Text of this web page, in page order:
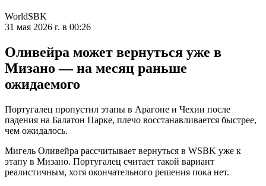
WorldSBK
31 мая 2026 г. в 00:26
Оливейра может вернуться уже в
Мизано — на месяц раньше
ожидаемого
Португалец пропустил этапы в Арагоне и Чехии после
падения на Балатон Парке, плечо восстанавливается быстрее,
чем ожидалось.
Мигель Оливейра рассчитывает вернуться в WSBK уже к
этапу в Мизано. Португалец считает такой вариант
реалистичным, хотя окончательного решения пока нет.